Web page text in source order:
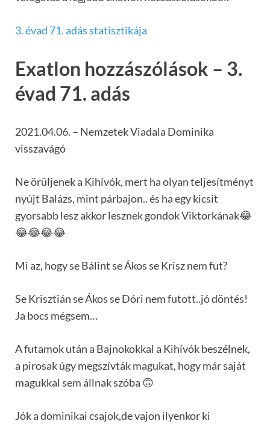
3. évad 71. adás statisztikája
Exatlon hozzászólások – 3.
évad 71. adás
2021.04.06. – Nemzetek Viadala Dominika
visszavágó
Ne örüljenek a Kihívók, mert ha olyan teljesítményt
nyújt Balázs, mint párbajon.. és ha egy kicsit
gyorsabb lesz akkor lesznek gondok Viktorkának😂
😂😂😂😂
Mi az, hogy se Bálint se Ákos se Krisz nem fut?
Se Krisztián se Ákos se Dóri nem futott..jó döntés!
Ja bocs mégsem…
A futamok után a Bajnokokkal a Kihívók beszélnek,
a pirosak úgy megszívták magukat, hogy már saját
magukkal sem állnak szóba 🙃
Jók a dominikai csajok,de vajon ilyenkor ki